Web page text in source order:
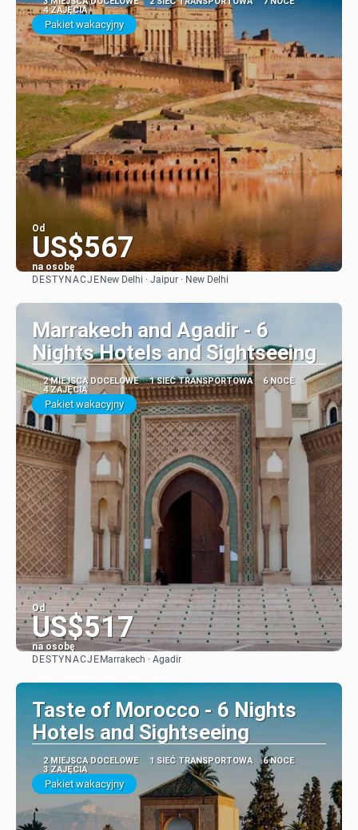
4 ZAJĘCIA
Pakiet wakacyjny
Od
US$567
na osobę
Zobacz
DESTYNACJE New Delhi · Jaipur · New Delhi
Marrakech and Agadir - 6
Nights Hotels and Sightseeing
2 MIEJSCA DOCELOWE 1 SIEĆ TRANSPORTOWA
6 NOCE
4 ZAJĘCIA
Pakiet wakacyjny
Od
US$517
na osobę
Zobacz
DESTYNACJE Marrakech · Agadir
Taste of Morocco - 6 Nights
Hotels and Sightseeing
2 MIEJSCA DOCELOWE 1 SIEĆ TRANSPORTOWA
6 NOCE
3 ZAJĘCIA
Pakiet wakacyjny